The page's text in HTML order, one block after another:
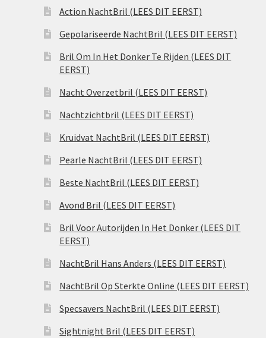
Action NachtBril (LEES DIT EERST)
Gepolariseerde NachtBril (LEES DIT EERST)
Bril Om In Het Donker Te Rijden (LEES DIT
EERST)
Nacht Overzetbril (LEES DIT EERST)
Nachtzichtbril (LEES DIT EERST)
Kruidvat NachtBril (LEES DIT EERST)
Pearle NachtBril (LEES DIT EERST)
Beste NachtBril (LEES DIT EERST)
Avond Bril (LEES DIT EERST)
Bril Voor Autorijden In Het Donker (LEES DIT
EERST)
NachtBril Hans Anders (LEES DIT EERST)
NachtBril Op Sterkte Online (LEES DIT EERST)
Specsavers NachtBril (LEES DIT EERST)
Sightnight Bril (LEES DIT EERST)